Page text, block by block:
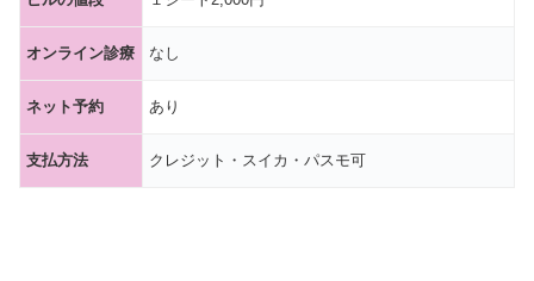
オンライン診療 なし
ネット予約 あり
支払方法 クレジット・スイカ・パスモ可